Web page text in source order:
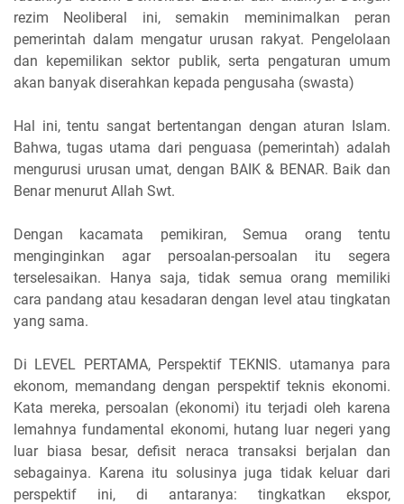
rezim Neoliberal ini, semakin meminimalkan peran
pemerintah dalam mengatur urusan rakyat. Pengelolaan
dan kepemilikan sektor publik, serta pengaturan umum
akan banyak diserahkan kepada pengusaha (swasta)
Hal ini, tentu sangat bertentangan dengan aturan Islam.
Bahwa, tugas utama dari penguasa (pemerintah) adalah
mengurusi urusan umat, dengan BAIK & BENAR. Baik dan
Benar menurut Allah Swt.
Dengan kacamata pemikiran, Semua orang tentu
menginginkan agar persoalan-persoalan itu segera
terselesaikan. Hanya saja, tidak semua orang memiliki
cara pandang atau kesadaran dengan level atau tingkatan
yang sama.
Di LEVEL PERTAMA, Perspektif TEKNIS. utamanya para
ekonom, memandang dengan perspektif teknis ekonomi.
Kata mereka, persoalan (ekonomi) itu terjadi oleh karena
lemahnya fundamental ekonomi, hutang luar negeri yang
luar biasa besar, defisit neraca transaksi berjalan dan
sebagainya. Karena itu solusinya juga tidak keluar dari
perspektif ini, di antaranya: tingkatkan ekspor,